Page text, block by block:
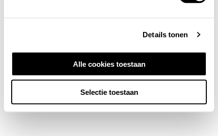
Details tonen
Alle cookies toestaan
Selectie toestaan